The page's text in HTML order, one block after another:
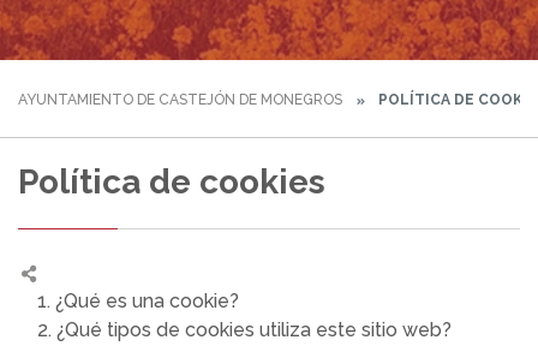
AYUNTAMIENTO DE CASTEJÓN DE MONEGROS POLÍTICA DE
Política de cookies
1. ¿Qué es una cookie?
2. ¿Qué tipos de cookies utiliza este sitio web?